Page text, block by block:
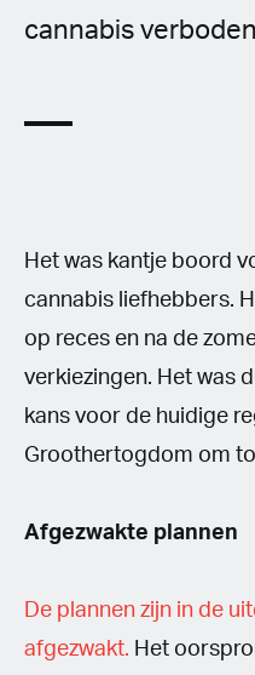
cannabis
Het was kantje boord
cannabis liefhebbers.
op reces en na de
verkiezingen. Het was
kans voor de huidige
Groothertogdom om
Afgezwakte plannen
De plannen zijn in de
afgezwakt. Het